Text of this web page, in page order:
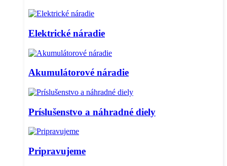
Elektrické náradie
Akumulátorové náradie
Príslušenstvo a náhradné diely
Pripravujeme